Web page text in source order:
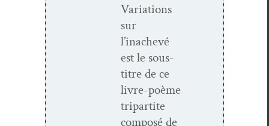
Vari­a­tions
sur
l’inachevé
est le sous-
titre de ce
livre-poème
tri­par­tite
com­posé de